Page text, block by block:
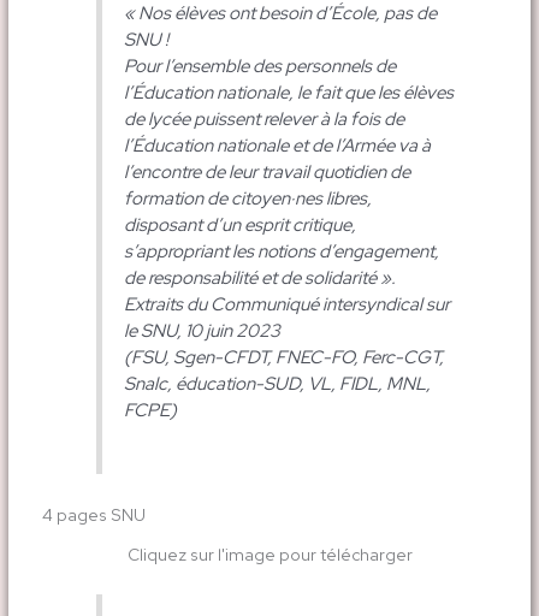
« Nos élèves ont besoin d’École, pas de
SNU !
Pour l’ensemble des personnels de
l’Éducation nationale, le fait que les élèves
de lycée puissent relever à la fois de
l’Éducation nationale et de l’Armée va à
l’encontre de leur travail quotidien de
formation de citoyen·nes libres,
disposant d’un esprit critique,
s’appropriant les notions d’engagement,
de responsabilité et de solidarité ».
Extraits du Communiqué intersyndical sur
le SNU, 10 juin 2023
(FSU, Sgen-CFDT, FNEC-FO, Ferc-CGT,
Snalc, éducation-SUD, VL, FIDL, MNL,
FCPE)
4 pages SNU
Cliquez sur l'image pour télécharger